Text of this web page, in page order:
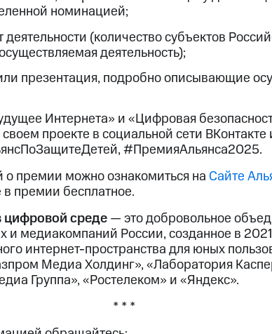
номинацией;
(количество субъектов
деятельность);
презентация, подробно описывающие
Интернета» и «Цифровая
проекте в социальной сети
#ПремияАльянса2025.
премии можно ознакомиться на Сайте
в премии бесплатное.
цифровой среде— это добровольное
и медиакомпаний России, созданное в
интернет-пространства для юных
Медиа Холдинг», «Лаборатория
Группа», «Ростелеком» и «Яндекс».
* * *